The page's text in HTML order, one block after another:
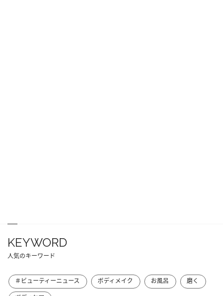
KEYWORD
人気のキーワード
＃ビューティーニュース ボディメイク お風呂
磨く